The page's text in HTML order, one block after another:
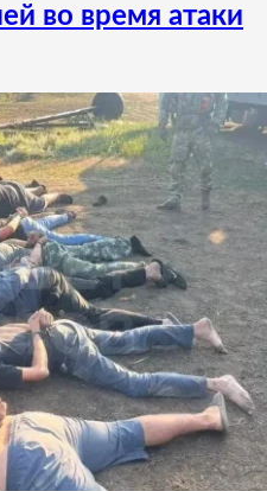
во время атаки